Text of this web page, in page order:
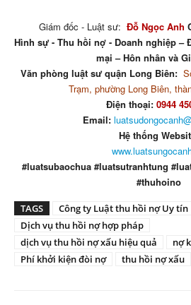
Giám đốc - Luật sư: Đỗ Ngọc Anh
Hình sự - Thu hồi nợ - Doanh nghiệp –
mại – Hôn nhân và
Văn phòng luật sư quận Long Biên:
Trạm, phường Long Biên,
Điện thoại: 0944
Email:
Hệ thống
#luatsubaochua #luatsutranhtung
#thuhoino
TAGS
Công ty Luật thu hồi nợ Uy tín
Dịch vụ thu hồi nợ hợp pháp
dịch vụ thu hồi nợ xấu hiệu quả
nợ
Phí khởi kiện đòi nợ
thu hồi nợ xấu